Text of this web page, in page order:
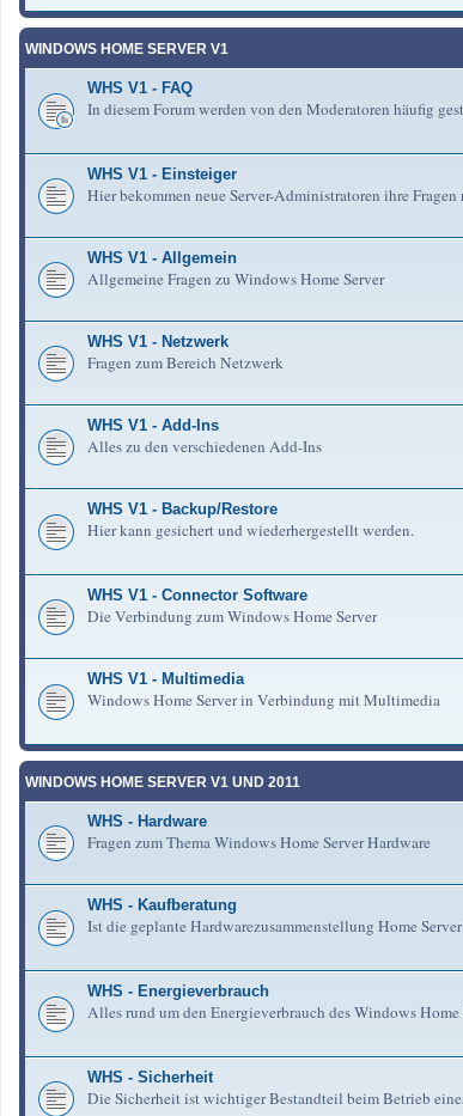
WINDOWS HOME SERVER V1
WHS V1 - FAQ
In diesem Forum werden von den Moderatoren häufig
WHS V1 - Einsteiger
Hier bekommen neue Server-Administratoren ihre
WHS V1 - Allgemein
Allgemeine Fragen zu Windows Home Server
WHS V1 - Netzwerk
Fragen zum Bereich Netzwerk
WHS V1 - Add-Ins
Alles zu den verschiedenen Add-Ins
WHS V1 - Backup/Restore
Hier kann gesichert und wiederhergestellt werden.
WHS V1 - Connector Software
Die Verbindung zum Windows Home Server
WHS V1 - Multimedia
Windows Home Server in Verbindung mit Multimedia
WINDOWS HOME SERVER V1 UND 2011
WHS - Hardware
Fragen zum Thema Windows Home Server Hardware
WHS - Kaufberatung
Ist die geplante Hardwarezusammenstellung Home
WHS - Energieverbrauch
Alles rund um den Energieverbrauch des Windows Home
WHS - Sicherheit
Die Sicherheit ist wichtiger Bestandteil beim Betrieb